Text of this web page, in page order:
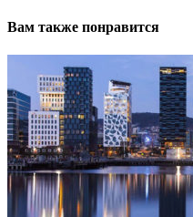
Вам также понравится